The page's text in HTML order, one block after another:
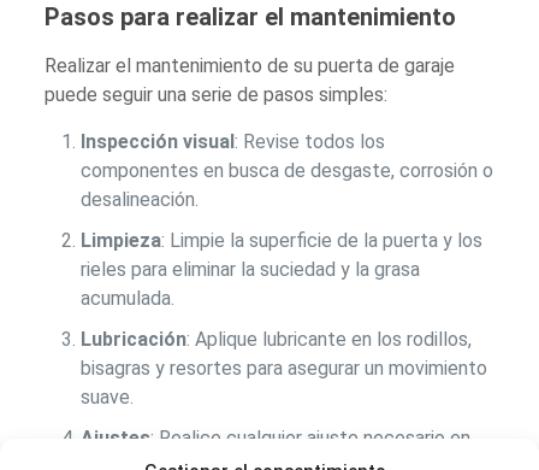
Pasos para realizar el mantenimiento
Realizar el mantenimiento de su puerta de garaje
puede seguir una serie de pasos simples:
Inspección visual: Revise todos los
componentes en busca de desgaste, corrosión o
desalineación.
Limpieza: Limpie la superficie de la puerta y los
rieles para eliminar la suciedad y la grasa
acumulada.
Lubricación: Aplique lubricante en los rodillos,
bisagras y resortes para asegurar un movimiento
suave.
Ajustes: Realice cualquier ajuste necesario en